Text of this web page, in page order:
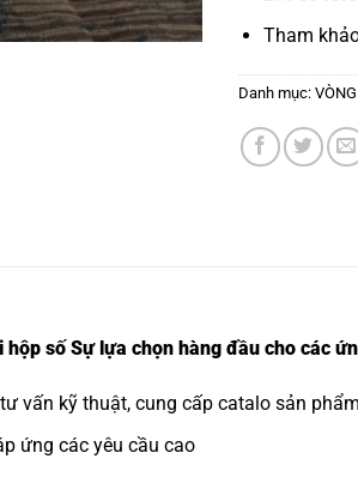
Tham
Danh mục:
hộp số Sự lựa chọn hàng đầu cho các
vấn kỹ thuật, cung cấp catalo sản
ứng các yêu cầu cao